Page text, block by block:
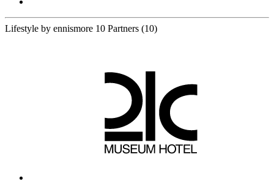
Lifestyle by ennismore 10 Partners (10)